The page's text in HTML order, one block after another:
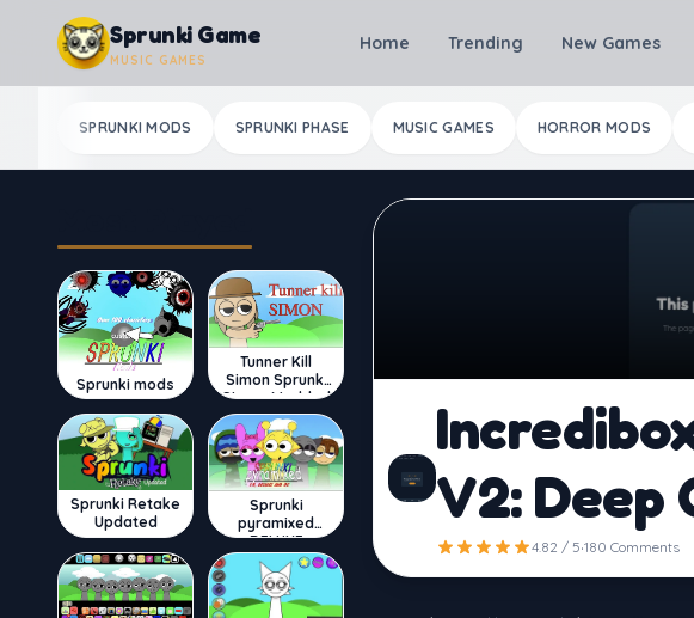
Skip to content
Sprunki Game
MUSIC GAMES
Home Trending New Games
SPRUNKI MODS SPRUNKI PHASE MUSIC GAMES HORROR MODS
Sprunki mods
Tunner Kill
Simon Sprunki
Sinner Modded
Sprunki Retake
Updated
Sprunki
pyramixed
DELUXE
V2: Deep
4.82 / 5·180 Comments